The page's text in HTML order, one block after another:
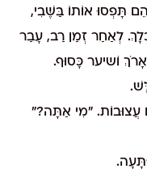
תָּפְסוּ אוֹתוֹ בַּשֶּׁבִי,
לְאַחַר זְמַן רַב, עָבַר
וׂשיער כָּסוּף.
עֲצוּבוֹת. "מִי אַתָּה?"